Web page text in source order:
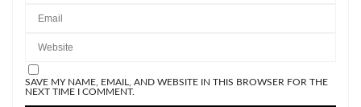
SAVE MY NAME, EMAIL, AND WEBSITE IN THIS BROWSER FOR THE
NEXT TIME I COMMENT.